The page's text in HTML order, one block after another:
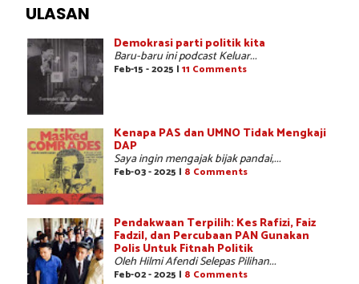
ULASAN
Demokrasi parti politik kita
Baru-baru ini podcast Keluar...
Feb-15 - 2025 | 11 Comments
Kenapa PAS dan UMNO Tidak Mengkaji
DAP
Saya ingin mengajak bijak pandai,...
Feb-03 - 2025 | 8 Comments
Pendakwaan Terpilih: Kes Rafizi, Faiz
Fadzil, dan Percubaan PAN Gunakan
Polis Untuk Fitnah Politik
Oleh Hilmi Afendi Selepas Pilihan...
Feb-02 - 2025 | 8 Comments